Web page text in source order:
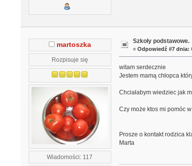
martoszka
Rozpisuje się
Wiadomości: 117
Szkoły podstawowe.
«Odpowiedź #7 dnia:
witam serdecznie
Jestem mamą chłopca
Chciałabym wiedziec jak
Czy może ktos mi pomóc
Prosze o kontakt rodzica
Marta